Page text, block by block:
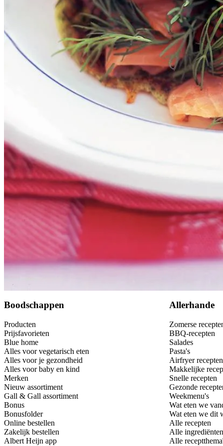
1
gerookte zalmsnippers
eetlepels
Dit heb je nodig
Boodschappen
Producten
Prijsfavorieten
Blue home
Alles voor vegetarisch eten
Alles voor je gezondheid
Alles voor baby en kind
Merken
Nieuw assortiment
Gall & Gall assortiment
Bonus
Bonusfolder
Online bestellen
Zakelijk bestellen
Albert Heijn app
Allerhande
Zomerse
BBQ-recepten
Salades
Pasta's
Airfryer recepten
Makkelijke
Snelle recepten
Gezonde
Weekmenu's
Wat eten we
Wat eten we dit
Alle recepten
Alle ingrediënten
Alle